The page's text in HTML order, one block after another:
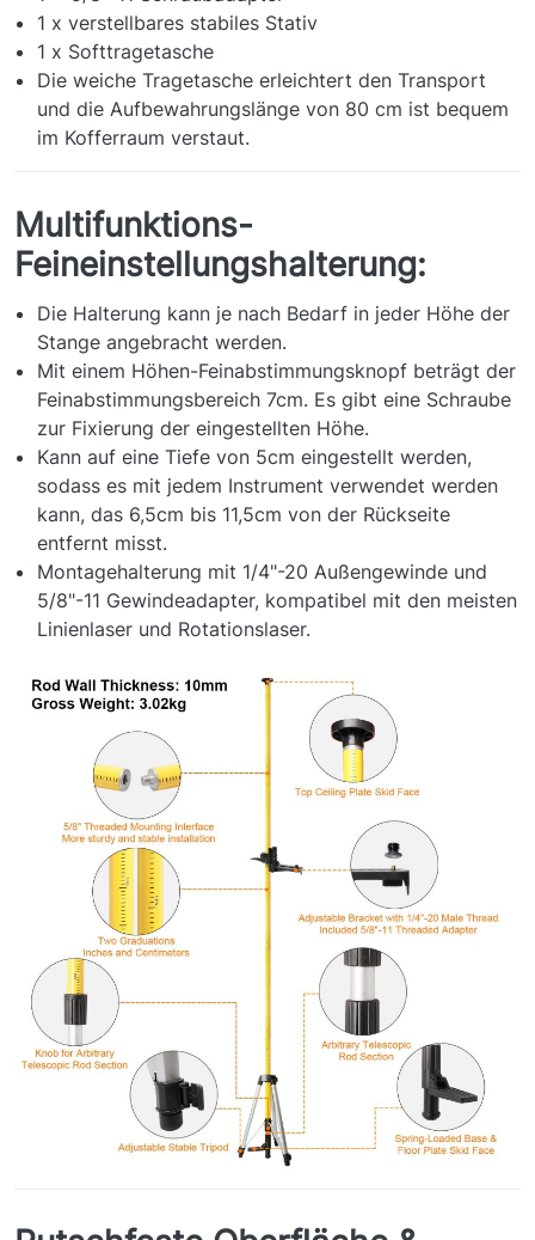
1 x verstellbares stabiles Stativ
1 x Softtragetasche
Die weiche Tragetasche erleichtert den Transport
und die Aufbewahrungslänge von 80 cm ist bequem
im Kofferraum verstaut.
Multifunktions-
Feineinstellungshalterung:
Die Halterung kann je nach Bedarf in jeder Höhe der
Stange angebracht werden.
Mit einem Höhen-Feinabstimmungsknopf beträgt der
Feinabstimmungsbereich 7cm. Es gibt eine Schraube
zur Fixierung der eingestellten Höhe.
Kann auf eine Tiefe von 5cm eingestellt werden,
sodass es mit jedem Instrument verwendet werden
kann, das 6,5cm bis 11,5cm von der Rückseite
entfernt misst.
Montagehalterung mit 1/4"-20 Außengewinde und
5/8"-11 Gewindeadapter, kompatibel mit den meisten
Linienlaser und Rotationslaser.